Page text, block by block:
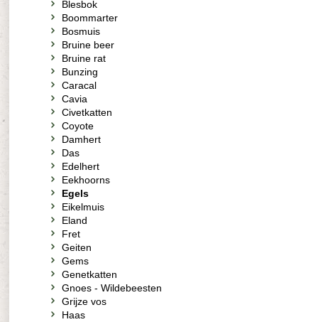
Blesbok
Boommarter
Bosmuis
Bruine beer
Bruine rat
Bunzing
Caracal
Cavia
Civetkatten
Coyote
Damhert
Das
Edelhert
Eekhoorns
Egels
Eikelmuis
Eland
Fret
Geiten
Gems
Genetkatten
Gnoes - Wildebeesten
Grijze vos
Haas